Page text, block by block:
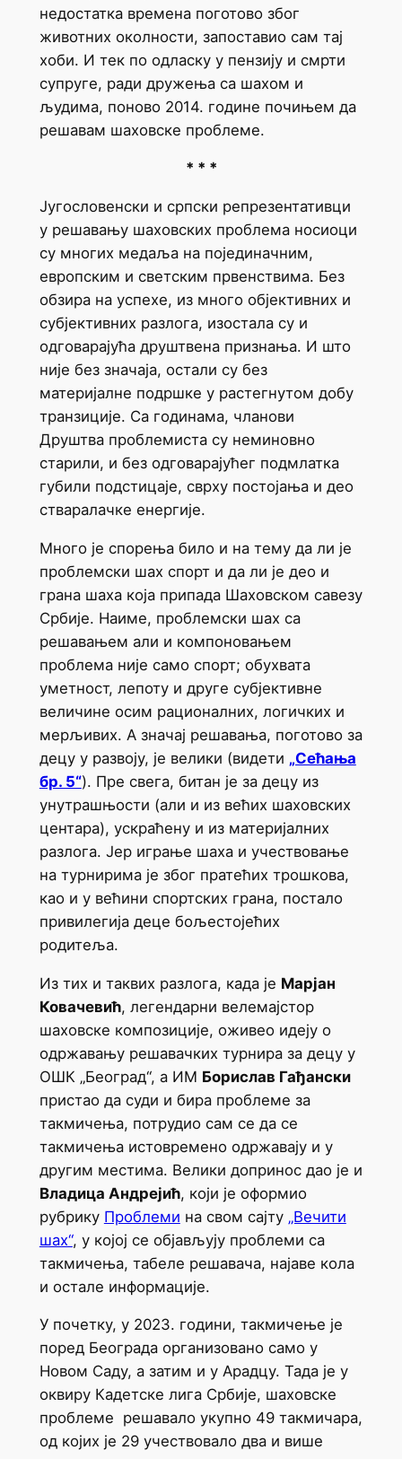
недостатка времена поготово због
животних околности, запоставио сам тај
хоби. И тек по одласку у пензију и смрти
супруге, ради дружења са шахом и
људима, поново 2014. године почињем да
решавам шаховске проблеме.
* * *
Југословенски и српски репрезентативци
у решавању шаховских проблема носиоци
су многих медаља на појединачним,
европским и светским првенствима. Без
обзира на успехе, из много објективних и
субјективних разлога, изостала су и
одговарајућа друштвена признања. И што
није без значаја, остали су без
материјалне подршке у растегнутом добу
транзиције. Са годинама, чланови
Друштва проблемиста су неминовно
старили, и без одговарајућег подмлатка
губили подстицаје, сврху постојања и део
стваралачке енергије.
Много је спорења било и на тему да ли је
проблемски шах спорт и да ли је део и
грана шаха која припада Шаховском савезу
Србије. Наиме, проблемски шах са
решавањем али и компоновањем
проблема није само спорт; обухвата
уметност, лепоту и друге субјективне
величине осим рационалних, логичких и
мерљивих. А значај решавања, поготово за
децу у развоју, је велики (видети „Сећања
бр. 5“). Пре свега, битан је за децу из
унутрашњости (али и из већих шаховских
центара), ускраћену и из материјалних
разлога. Јер играње шаха и учествовање
на турнирима је због пратећих трошкова,
као и у већини спортских грана, постало
привилегија деце бољестојећих
родитеља.
Из тих и таквих разлога, када је Марјан
Ковачевић, легендарни велемајстор
шаховске композиције, оживео идеју о
одржавању решавачких турнира за децу у
ОШК „Београд“, а ИМ Борислав Гађански
пристао да суди и бира проблеме за
такмичења, потрудио сам се да се
такмичења истовремено одржавају и у
другим местима. Велики допринос дао је и
Владица Андрејић, који је оформио
рубрику Проблеми на свом сајту „Вечити
шах“, у којој се објављују проблеми са
такмичења, табеле решавача, најаве кола
и остале информације.
У почетку, у 2023. години, такмичење је
поред Београда организовано само у
Новом Саду, а затим и у Арадцу. Тада је у
оквиру Кадетске лига Србије, шаховске
проблеме решавало укупно 49 такмичара,
од којих је 29 учествовало два и више